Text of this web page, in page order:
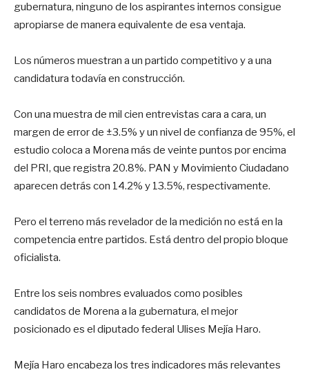
gubernatura, ninguno de los aspirantes internos consigue
apropiarse de manera equivalente de esa ventaja.
Los números muestran a un partido competitivo y a una
candidatura todavía en construcción.
Con una muestra de mil cien entrevistas cara a cara, un
margen de error de ±3.5% y un nivel de confianza de 95%, el
estudio coloca a Morena más de veinte puntos por encima
del PRI, que registra 20.8%. PAN y Movimiento Ciudadano
aparecen detrás con 14.2% y 13.5%, respectivamente.
Pero el terreno más revelador de la medición no está en la
competencia entre partidos. Está dentro del propio bloque
oficialista.
Entre los seis nombres evaluados como posibles
candidatos de Morena a la gubernatura, el mejor
posicionado es el diputado federal Ulises Mejía Haro.
Mejía Haro encabeza los tres indicadores más relevantes